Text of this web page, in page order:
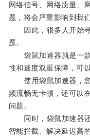
网络信号、网络质量、
题，将会严重影响到我
因此，很多人开始寻
题。
袋鼠加速器就是一款
性和速度双重保障，可
使用袋鼠加速器，您
频流畅无卡顿，还可以
问题。
同时，袋鼠加速器还
智能拦截、解决延迟高